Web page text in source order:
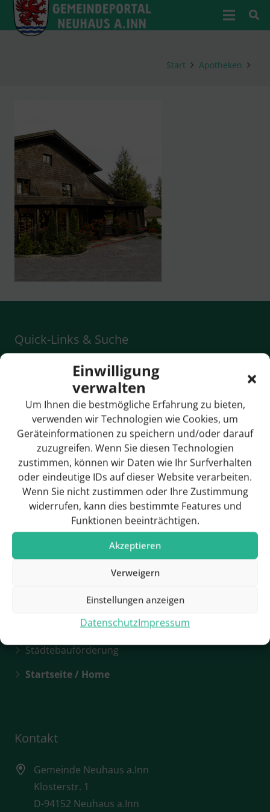
Einwilligung
verwalten
Um Ihnen die bestmögliche Erfahrung zu bieten,
verwenden wir Technologien wie Cookies, um
Geräteinformationen zu speichern und/oder darauf
zuzugreifen. Wenn Sie diesen Technologien
zustimmen, können wir Daten wie Ihr Surfverhalten
oder eindeutige IDs auf dieser Website verarbeiten.
Wenn Sie nicht zustimmen oder Ihre Zustimmung
widerrufen, kann dies bestimmte Features und
Funktionen beeinträchtigen.
Akzeptieren
Verweigern
Einstellungen anzeigen
DatenschutzImpressum
Start Apotheken
Quick-Links & Suche
Anreise / Ortsplan
Bildergalerie
Breitbandversorgung
Bürgermeister
Gemeinderat
Geschichte
Hotels & Pensionen
Rathaus / Ansprechpartner
Rathaus / Öffnungszeiten
Sehenswürdigkeiten
Städtebauförderung
Startseite / Home
Kontakt
Gemeinde Neuhaus a.Inn
Klosterstr. 1
D-94152 Neuhaus a.Inn